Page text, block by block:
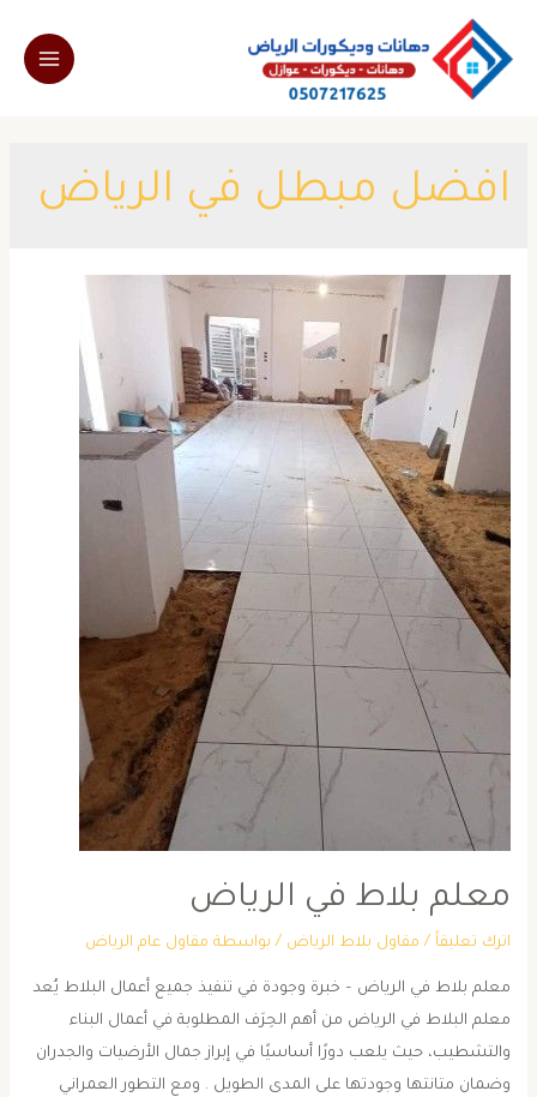
المحتوى
Main
افضل مبطل في الرياض
معلم بلاط في الرياض
اترك تعليقاً / مقاول بلاط الرياض / بواسطة مقاول عام الرياض
معلم بلاط في الرياض – خبرة وجودة في تنفيذ جميع أعمال البلاط يُعد
معلم البلاط في الرياض من أهم الحِرَف المطلوبة في أعمال البناء
والتشطيب، حيث يلعب دورًا أساسيًا في إبراز جمال الأرضيات والجدران
وضمان متانتها وجودتها على المدى الطويل . ومع التطور العمراني